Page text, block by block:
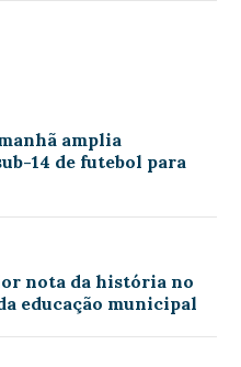
amplia
14 de futebol para
nota da história no
educação municipal